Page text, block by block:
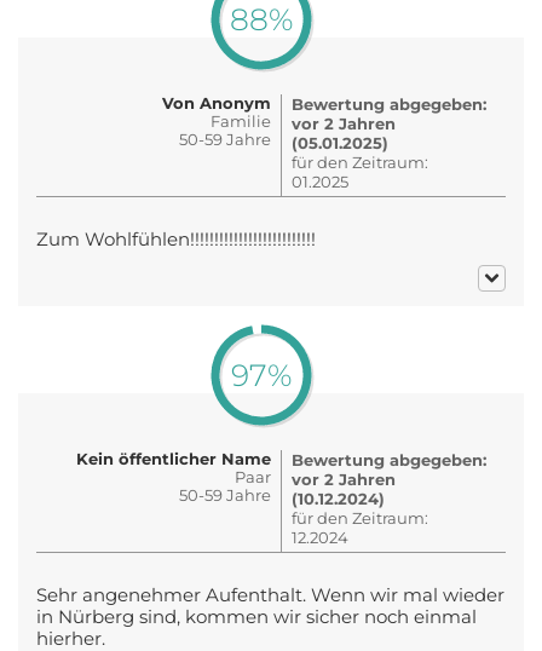
88%
Von Anonym
Familie
50-59 Jahre
Bewertung abgegeben:
vor 2 Jahren
(05.01.2025)
für den Zeitraum:
01.2025
Zum Wohlfühlen!!!!!!!!!!!!!!!!!!!!!!!!!!
97%
Kein öffentlicher Name
Paar
50-59 Jahre
Bewertung abgegeben:
vor 2 Jahren
(10.12.2024)
für den Zeitraum:
12.2024
Sehr angenehmer Aufenthalt. Wenn wir mal wieder
in Nürberg sind, kommen wir sicher noch einmal
hierher.